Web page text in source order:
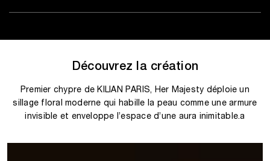
Découvrez la création
Premier chypre de KILIAN PARIS, Her Majesty déploie un
sillage floral moderne qui habille la peau comme une armure
invisible et enveloppe l’espace d’une aura inimitable.a